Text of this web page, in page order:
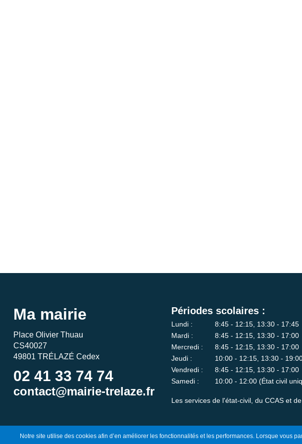
Ma mairie
Place Olivier Thuau
CS40027
49801 TRÉLAZÉ Cedex
02 41 33 74 74
contact@mairie-trelaze.fr
Périodes scolaires :
Lundi :
8:45 - 12:15, 13:30 - 17:45
Mardi :
8:45 - 12:15, 13:30 - 17:00
Mercredi :
8:45 - 12:15, 13:30 - 17:00
Jeudi :
10:00 - 12:15, 13:30 -
Vendredi :
8:45 - 12:15, 13:30 - 17:00
Samedi :
10:00 - 12:00 (État civil
Les services de l'état-civil, du CCAS et
Notre site utilise des cookies afin d’en améliorer les fonctionnalités et les performances. Lorsque vous